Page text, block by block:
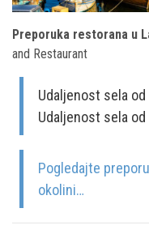
Preporuka restorana u
and Restaurant
Udaljenost sela
Udaljenost sela
Pogledajte
okolini…